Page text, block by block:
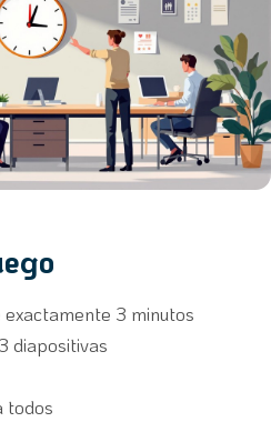
3 minutos
diapositivas
todos